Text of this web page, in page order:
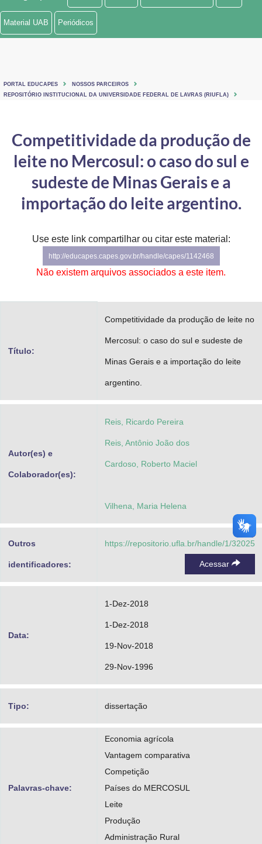
Ministério de Minas e Energia
Ministério do Turismo
Controladoria-Geral da União
Secretaria-Geral
Gabinete de Segurança Institucional
Advocacia-Geral da União
Material UAB Periódicos
PORTAL EDUCAPES
NOSSOS PARCEIROS
REPOSITÓRIO INSTITUCIONAL DA UNIVERSIDADE FEDERAL DE LAVRAS (RIUFLA)
Competitividade da produção de
leite no Mercosul: o caso do sul e
sudeste de Minas Gerais e a
importação do leite argentino.
Use este link compartilhar ou citar este material:
http://educapes.capes.gov.br/handle/capes/1142468
Não existem arquivos associados a este item.
Título:
Competitividade da produção de leite no
Mercosul: o caso do sul e sudeste de
Minas Gerais e a importação do leite
argentino.
Autor(es) e
Colaborador(es):
Reis, Ricardo Pereira
Reis, Antônio João dos
Cardoso, Roberto Maciel
Vilhena, Maria Helena
Outros
identificadores:
https://repositorio.ufla.br/handle/1/32025
Acessar
Data:
1-Dez-2018
1-Dez-2018
19-Nov-2018
29-Nov-1996
Tipo: dissertação
Palavras-chave:
Economia agrícola
Vantagem comparativa
Competição
Países do MERCOSUL
Leite
Produção
Administração Rural